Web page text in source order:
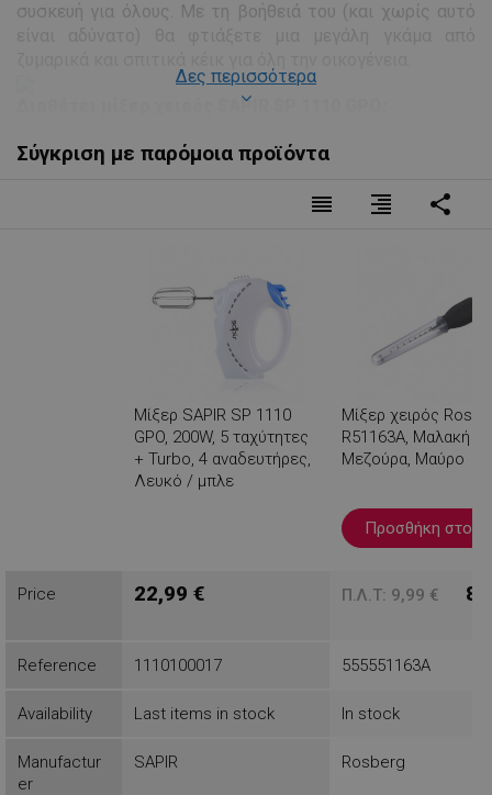
συσκευή για όλους. Με τη βοήθειά του (και χωρίς αυτό
Διαθέτει μίξερ χειρός SAPIR SP 1110 GPO:
- Ισχύς: 200W
- Λευκό χρώμα με μπλε τόνο
Δες περισσότερα
Σύγκριση με παρόμοια προϊόντα
reorder format_align_right share
Μίξερ SAPIR SP 1110
GPO, 200W, 5 ταχύτητες
+ Turbo, 4 αναδευτήρες,
Λευκό / μπλε
Μίξερ χειρός
R51163A, Μαλακή
Μεζούρα, Μαύρο
Προσθήκη στο
Price 22,99 € Π.Λ.Τ: 9,99 €
Reference 1110100017 555551163A
Availability Last items in stock In stock
Manufactur
er
SAPIR Rosberg